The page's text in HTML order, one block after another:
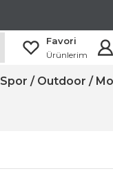
Favori
Ürünlerim
Spor / Outdoor /